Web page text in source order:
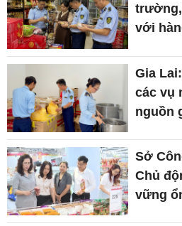
với
Gia
các vụ
nguồn
Sở
Chủ
vững